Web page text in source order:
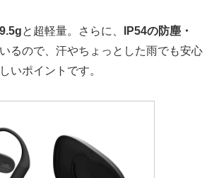
と超軽量。さらに、
IP54の防塵・
るので、汗やちょっとした雨でも安心
いポイントです。